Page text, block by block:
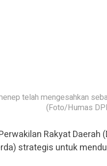
telah mengesahkan
(Foto/Humas
Rakyat Daerah
strategis untuk